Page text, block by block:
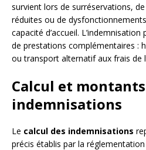
survient lors de surréservations,
réduites ou de
capacité d’accueil.
de prestations complémentaires :
ou transport alternatif aux frais de
Calcul et
indemnisations
Le calcul des indemnisations
précis établis par la